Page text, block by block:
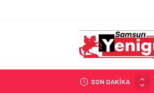
SON DAKİKA